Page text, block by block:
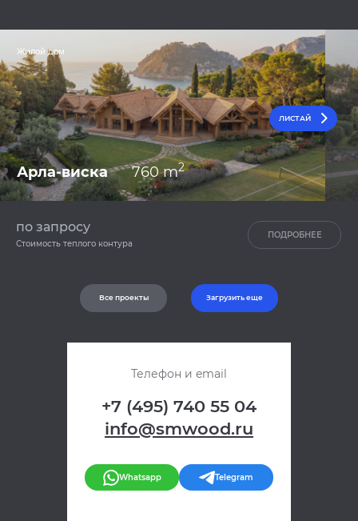
Жилой дом
ЛИСТАЙ
Арла-виска 760 m2
по запросу
Стоимость теплого контура
ПОДРОБНЕЕ
Все проекты Загрузить еще
Телефон и email
+7 (495) 740 55 04
info@smwood.ru
Whatsapp Telegram